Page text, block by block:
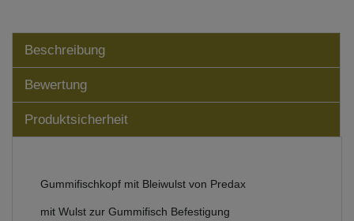
Beschreibung
Bewertung
Produktsicherheit
Gummifischkopf mit Bleiwulst von Predax
mit Wulst zur Gummifisch Befestigung